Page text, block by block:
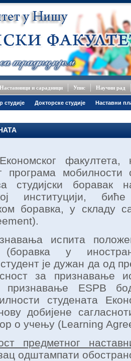
Наставници и сарадници Упис Научни рад
студије Докторске студије Наставни
програма мобилности
студијски боравак
институцији,
боравка, у складу
испита
у
је дужан да од
за признавање
признавање ESPB
студената
добијене
о учењу (Learning
предметног
одштампати